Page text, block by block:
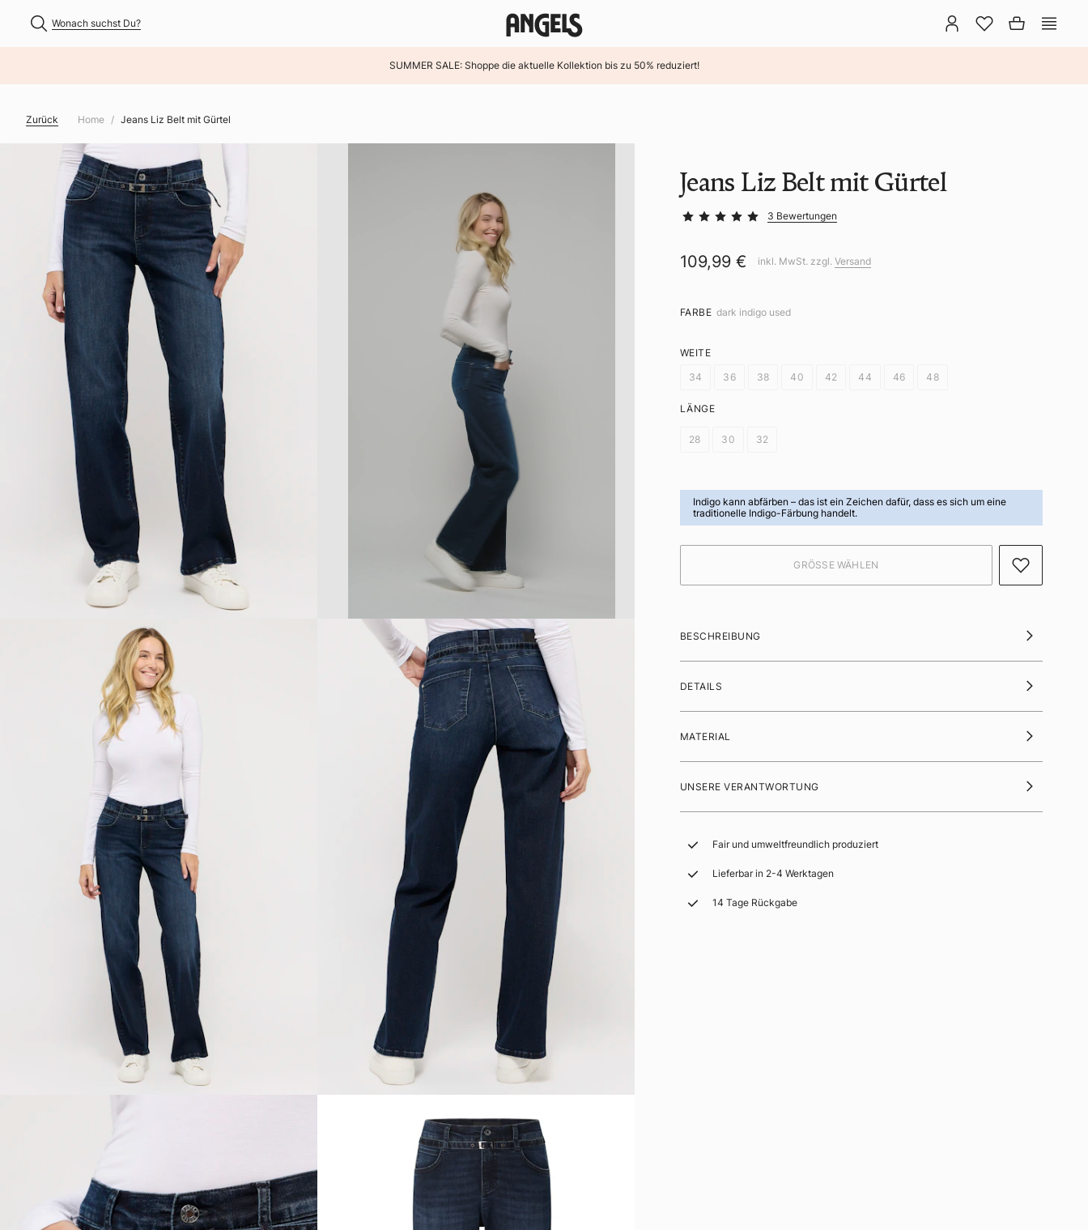
Wonach suchst Du?
SUMMER SALE: Shoppe die aktuelle Kollektion bis zu 50% reduziert!
Zurück Home Jeans Liz Belt mit Gürtel
Jeans Liz Belt mit Gürtel
3 Bewertungen
109,99 € inkl. MwSt. zzgl. Versand
FARBE dark indigo used
WEITE
34
36 38 40 42 44 46 48
LÄNGE
28 30 32
Indigo kann abfärben – das ist ein Zeichen dafür, dass es sich um eine
traditionelle Indigo-Färbung handelt.
BESCHREIBUNG
DETAILS
MATERIAL
UNSERE VERANTWORTUNG
Fair und umweltfreundlich produziert
Lieferbar in 2-4 Werktagen
14 Tage Rückgabe